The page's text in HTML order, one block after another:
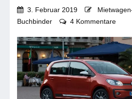
3. Februar 2019
Buchbinder
4 Kommentarezu